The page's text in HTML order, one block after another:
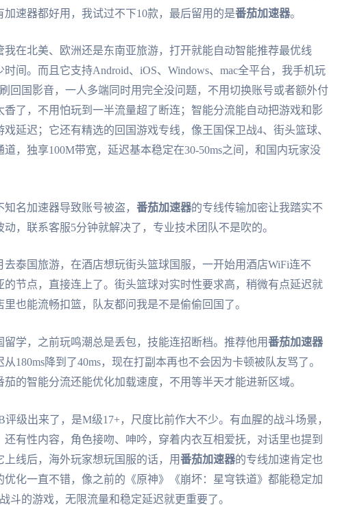
速器都好用，我试过不下10款，最后留用的是番茄加速器。
在北美、欧洲还是东南亚旅游，打开就能自动智能推荐最优线
间。而且它支持Android、iOS、Windows、mac全平台，我手机玩
回国影音，一人多端同时用完全没问题，不用切换账号或者额外付
了，不用怕玩到一半流量超了断连；智能分流能自动把游戏和影
延迟；它还有精选的回国游戏专线，像王国保卫战4、街头篮球、
，独享100M带宽，延迟基本稳定在30-50ms之间，和国内玩家没
名加速器导致账号被盗， 番茄加速器的专线传输加密让我踏实不
，联系客服5分钟就解决了，专业技术团队不是吹的。
泰国旅游，在酒店想玩街头篮球国服，一开始用酒店WiFi连不
的节点，直接连上了。街头篮球对实时性要求高，稍微有点延迟就
也能流畅扣篮，队友都问我是不是偷偷回国了。
学，之前玩鸣潮总是丢包，技能连招断档。推荐他用番茄加速器
180ms降到了40ms，现在打副本再也不会因为卡顿被队友骂了。
的智能分流还能优化加载速度，不用等半天才能进新区域。
级出来了，是M级17+，尺度比前作大不少。有血腥的战斗场景，
有性内容，角色接吻、呻吟，穿着内衣互相爱抚，对话里也提到
线后，海外玩家想玩国服的话，用番茄加速器的专线加速肯定也
化一直不错，像之前的《原神》《崩坏：星穹铁道》都能稳定加
斗的游戏，无限流量和稳定延迟就更重要了。